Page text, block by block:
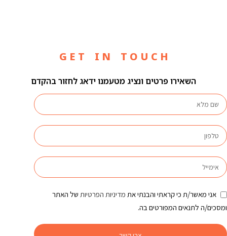
G E T I N T O U C H
השאירו פרטים ונציג מטעמנו ידאג לחזור בהקדם
אני מאשר/ת כי קראתי והבנתי את מדיניות הפרטיות של האתר
ומסכים/ה לתנאים המפורטים בה.